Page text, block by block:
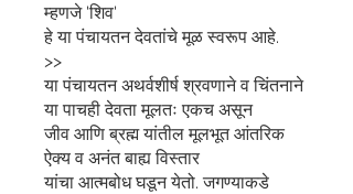
म्हणजे 'शिव'
हे या पंचायतन देवतांचे मूळ स्वरूप आहे.
>>
या पंचायतन अथर्वशीर्ष श्रवणाने व चिंतनाने
या पाचही देवता मूलतः एकच असून
जीव आणि ब्रह्म यांतील मूलभूत आंतरिक
ऐक्य व अनंत बाह्य विस्तार
यांचा आत्मबोध घडून येतो. जगण्याकडे